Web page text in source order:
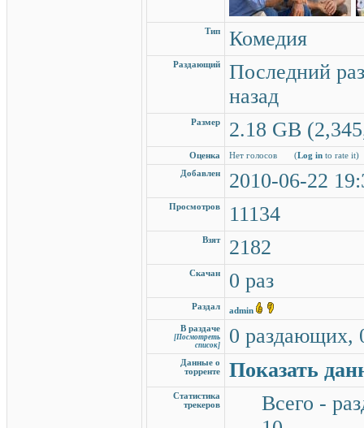
Тип Комедия
Раздающий
Последний
назад
Размер 2.18 GB
Оценка Нет голосов (Log in to rate it)
Добавлен
2010-06-22
Просмотров 11134
Взят 2182
Скачан 0 раз
Раздал
admin
В раздаче
[Посмотреть
список]
0 раздающих,
Данные о
торренте
Показать
Статистика
трекеров
Всего -